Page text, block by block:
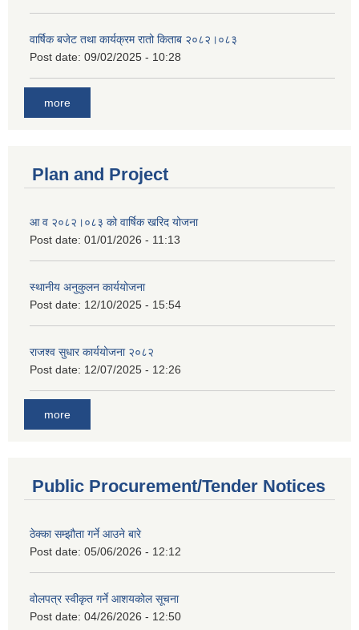
वार्षिक बजेट तथा कार्यक्रम रातो किताब २०८२।०८३
Post date: 09/02/2025 - 10:28
more
Plan and Project
आ व २०८२।०८३ को वार्षिक खरिद योजना
Post date: 01/01/2026 - 11:13
स्थानीय अनुकुलन कार्ययोजना
Post date: 12/10/2025 - 15:54
राजश्व सुधार कार्ययोजना २०८२
Post date: 12/07/2025 - 12:26
more
Public Procurement/Tender Notices
ठेक्का सम्झौता गर्ने आउने बारे
Post date: 05/06/2026 - 12:12
वोलपत्र स्वीकृत गर्ने आशयकोल सूचना
Post date: 04/26/2026 - 12:50